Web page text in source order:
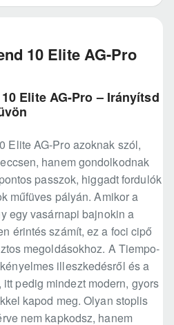
10 Elite AG-Pro
Elite AG-Pro – Irányítsd
Elite AG-Pro azoknak szól,
hanem gondolkodnak
passzok, higgadt fordulók
műfüves pályán. Amikor a
egy vasárnapi bajnokin a
érintés számít, ez a foci cipő
megoldásokhoz. A Tiempo-
illeszkedésről és a
pedig mindezt modern, gyors
kapod meg. Olyan stoplis
nem kapkodsz, hanem